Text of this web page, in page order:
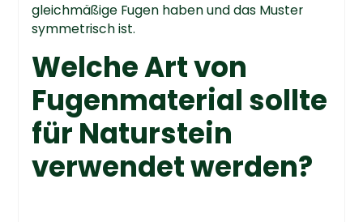
gleichmäßige Fugen haben und das Muster
symmetrisch ist.
Welche Art von
Fugenmaterial sollte
für Naturstein
verwendet werden?